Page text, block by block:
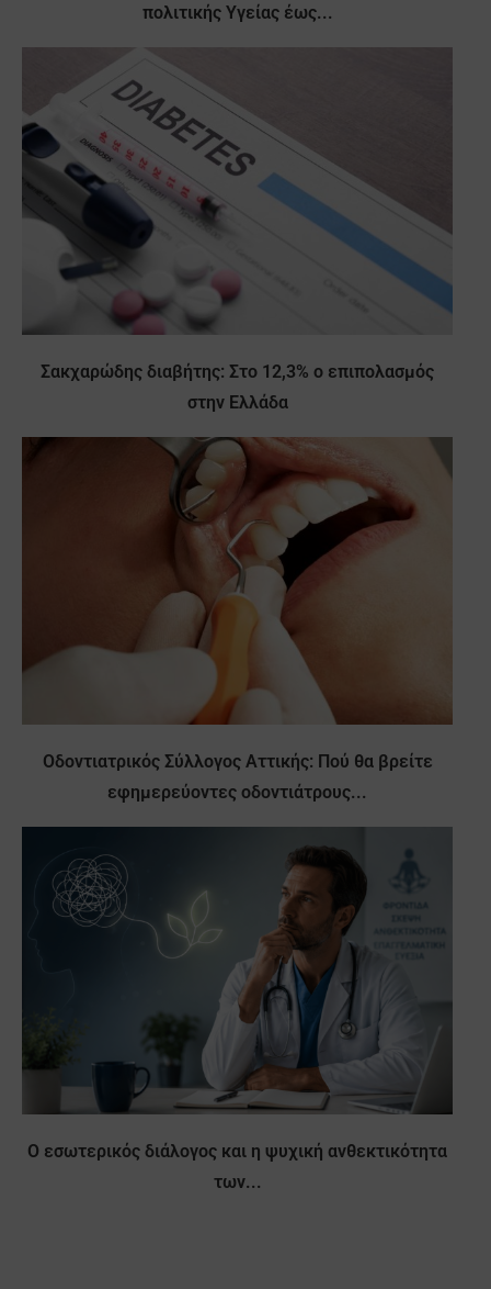
πολιτικής Υγείας έως...
Σακχαρώδης διαβήτης: Στο 12,3% ο επιπολασμός
στην Ελλάδα
Οδοντιατρικός Σύλλογος Αττικής: Πού θα βρείτε
εφημερεύοντες οδοντιάτρους...
Ο εσωτερικός διάλογος και η ψυχική ανθεκτικότητα
των...